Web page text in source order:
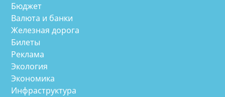
Бюджет
Валюта и банки
Железная дорога
Билеты
Реклама
Экология
Экономика
Инфраструктура